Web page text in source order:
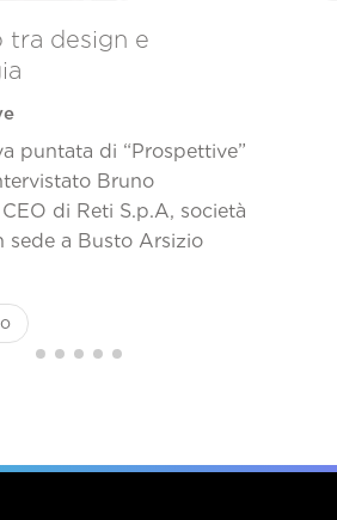
tra design e
puntata di “Prospettive”
Bruno
di Reti S.p.A, società
sede a Busto Arsizio